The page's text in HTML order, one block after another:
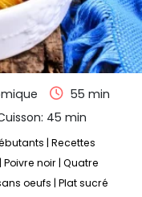
55 min
45 min
Recettes
Poivre noir Quatre
oeufs Plat sucré